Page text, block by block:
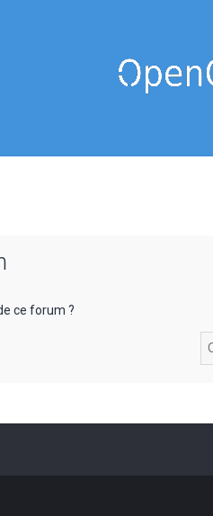
ce forum ?